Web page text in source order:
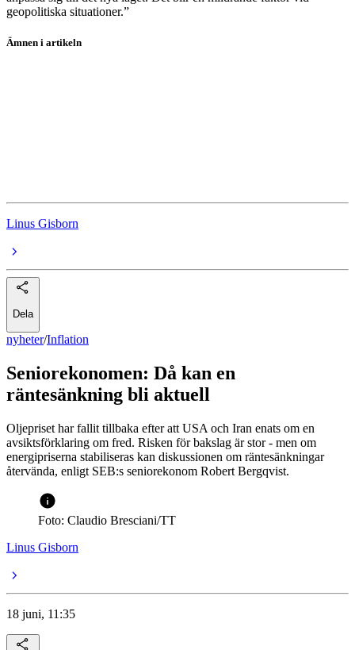
geopolitiska situationer.”
Ämnen i artikeln
Linus Gisborn
Dela
nyheter/Inflation
Seniorekonomen: Då kan en
räntesänkning bli aktuell
Oljepriset har fallit tillbaka efter att USA och Iran enats om en
avsiktsförklaring om fred. Risken för bakslag är stor - men om
energipriserna stabiliseras kan diskussionen om räntesänkningar
återvända, enligt SEB:s seniorekonom Robert Bergqvist.
Foto: Claudio Bresciani/TT
Linus Gisborn
18 juni, 11:35